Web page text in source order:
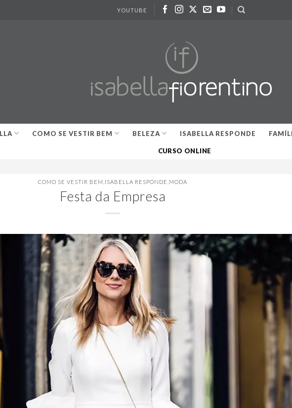
YOUTUBE
COMO SE VESTIR BEM BELEZA ISABELLA RESPONDE
CURSO ONLINE
COMO SE VESTIR BEM ISABELLA RESPONDE MODA
Festa da Empresa